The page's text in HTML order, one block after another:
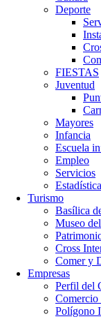
Deporte
FIESTAS
Juventud
Mayores
Infancia
Escuela
Empleo
Servicios
Turismo
Basílica
Museo
Cross
Comer y
Empresas
Perfil del
Comercio
Polígono